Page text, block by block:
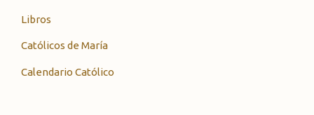
Libros
Católicos de María
Calendario Católico